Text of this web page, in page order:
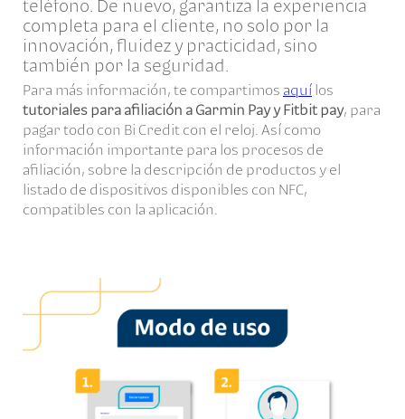
teléfono. De nuevo, garantiza la experiencia
completa para el cliente, no solo por la
innovación, fluidez y practicidad, sino
también por la seguridad.
Para más información, te compartimos aquí los
tutoriales para afiliación a Garmin Pay y Fitbit pay, para
pagar todo con Bi Credit con el reloj. Así como
información importante para los procesos de
afiliación, sobre la descripción de productos y el
listado de dispositivos disponibles con NFC,
compatibles con la aplicación.